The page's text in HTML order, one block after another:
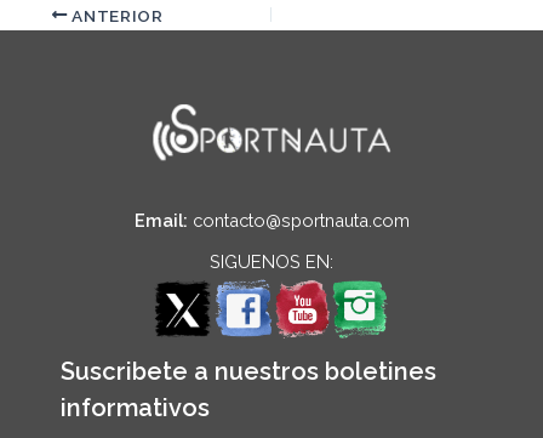
ANTERIOR
Email: contacto@sportnauta.com
SIGUENOS EN:
Suscribete a nuestros boletines
informativos